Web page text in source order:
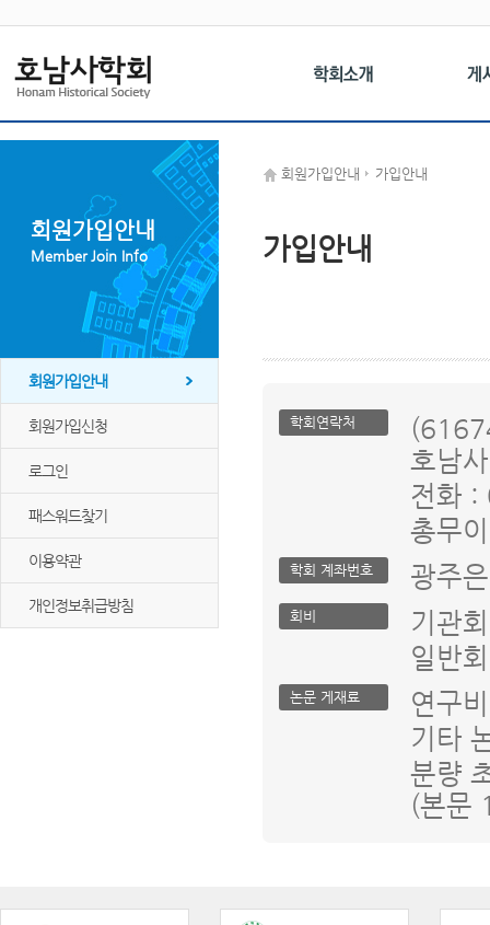
회원가입안내
Member Join Info
회원가입안내
회원가입신청
로그인
패스워드찾기
이용약관
개인정보취급방침
회원가입안내 가입안내
가입안내
학회연락처
호남
전화
총무
학회 계좌번호 광주
회비
기관
일반
논문 게재료
연구
기타
분량
(본문